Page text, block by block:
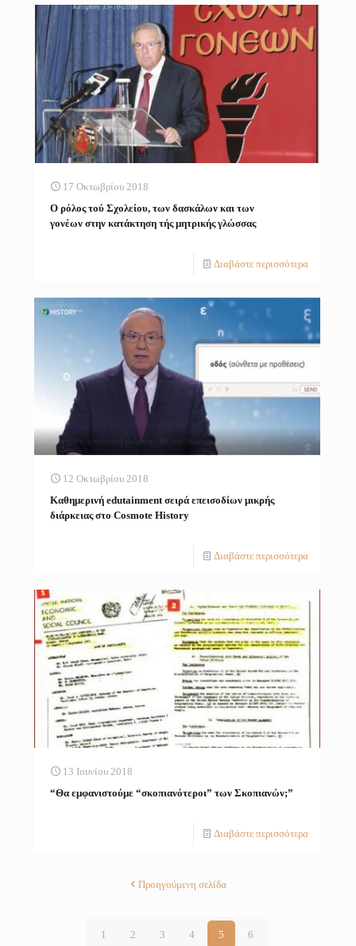
17 Οκτωβρίου 2018
Ο ρόλος τού Σχολείου, των δασκάλων και των
γονέων στην κατάκτηση τής μητρικής γλώσσας
Διαβάστε περισσότερα
12 Οκτωβρίου 2018
Καθημερινή edutainment σειρά επεισοδίων μικρής
διάρκειας στο Cosmote History
Διαβάστε περισσότερα
13 Ιουνίου 2018
“Θα εμφανιστούμε “σκοπιανότεροι” των Σκοπιανών;”
Διαβάστε περισσότερα
Προηγούμενη σελίδα
1 2 3 4 5 6